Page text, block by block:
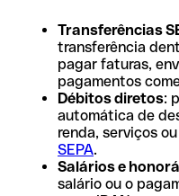
Transferências
transferência
pagar faturas,
pagamentos
Débitos diretos:
automática de
renda, serviços
SEPA.
Salários e
salário ou o